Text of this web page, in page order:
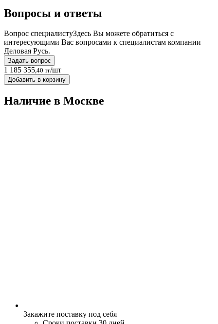
Вопросы и ответы
Вопрос специалистуЗдесь Вы можете обратиться с
интересующими Вас вопросами к специалистам компании
Деловая Русь.
Задать вопрос
1 185 355,40 тг/шт
Добавить в корзину
Наличие в Москвe
Закажите поставку под себя